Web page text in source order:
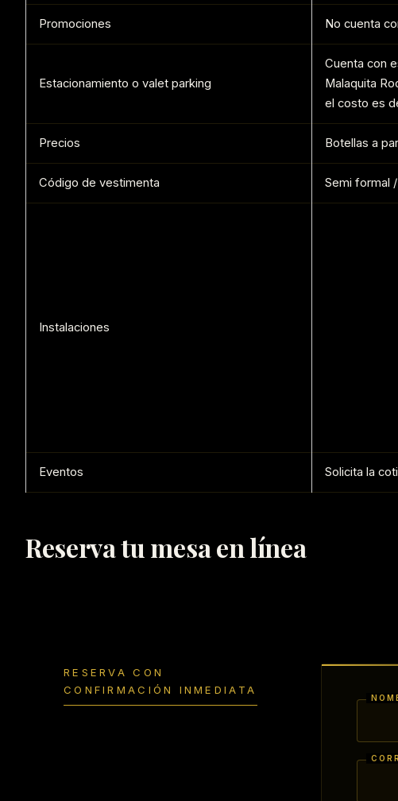
Promociones No cuenta
Estacionamiento o valet parking
Cuenta con
Malaquita
el costo es
Precios Botellas a
Código de vestimenta Semi formal
Instalaciones
Eventos Solicita la
Reserva tu mesa en línea
RESERVA CON
CONFIRMACIÓN INMEDIATA